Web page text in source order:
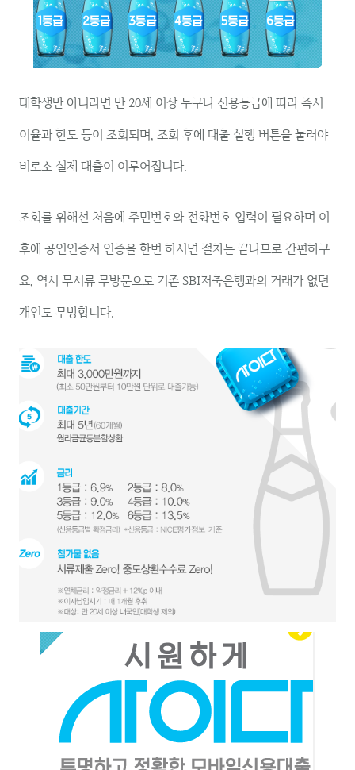
대학생만 아니라면 만 20세 이상 누구나 신용등급에 따라 즉시
이율과 한도 등이 조회되며, 조회 후에 대출 실행 버튼을 눌러야
비로소 실제 대출이 이루어집니다.
조회를 위해선 처음에 주민번호와 전화번호 입력이 필요하며 이
후에 공인인증서 인증을 한번 하시면 절차는 끝나므로 간편하구
요, 역시 무서류 무방문으로 기존 SBI저축은행과의 거래가 없던
개인도 무방합니다.